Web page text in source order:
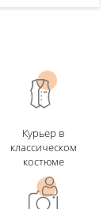
Курьер в
классическом
костюме